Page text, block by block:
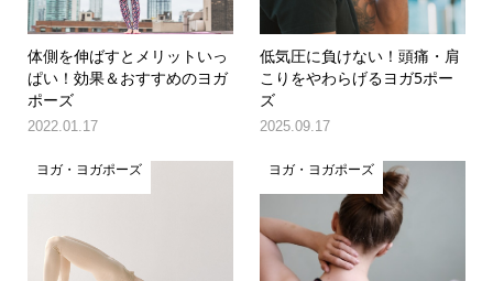
体側を伸ばすとメリットいっ
ぱい！効果＆おすすめのヨガ
ポーズ
2022.01.17
低気圧に負けない！頭痛・肩
こりをやわらげるヨガ5ポー
ズ
2025.09.17
ヨガ・ヨガポーズ ヨガ・ヨガポーズ